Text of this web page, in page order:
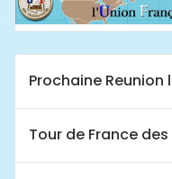
Prochaine Reunion
Tour de France